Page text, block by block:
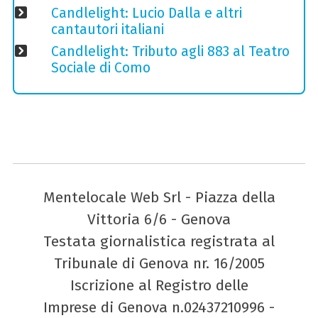
Candlelight: Lucio Dalla e altri
cantautori italiani
Candlelight: Tributo agli 883 al Teatro
Sociale di Como
Mentelocale Web Srl - Piazza della
Vittoria 6/6 - Genova
Testata giornalistica registrata al
Tribunale di Genova nr. 16/2005
Iscrizione al Registro delle
Imprese di Genova n.02437210996 -